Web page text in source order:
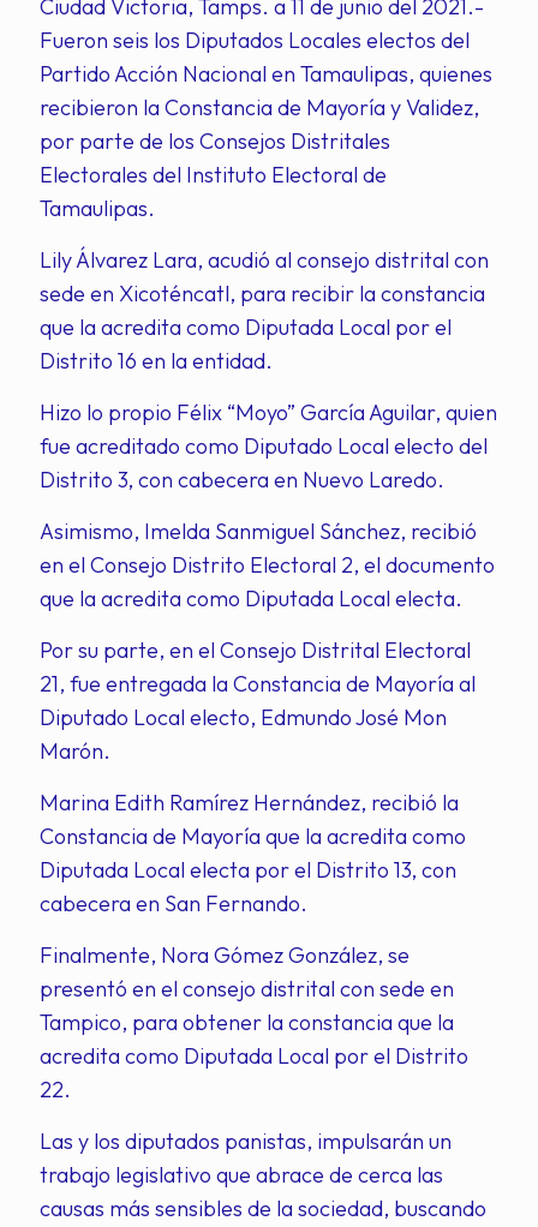
Ciudad Victoria, Tamps. a 11 de junio del 2021.-
Fueron seis los Diputados Locales electos del
Partido Acción Nacional en Tamaulipas, quienes
recibieron la Constancia de Mayoría y Validez,
por parte de los Consejos Distritales
Electorales del Instituto Electoral de
Tamaulipas.
Lily Álvarez Lara, acudió al consejo distrital con
sede en Xicoténcatl, para recibir la constancia
que la acredita como Diputada Local por el
Distrito 16 en la entidad.
Hizo lo propio Félix “Moyo” García Aguilar, quien
fue acreditado como Diputado Local electo del
Distrito 3, con cabecera en Nuevo Laredo.
Asimismo, Imelda Sanmiguel Sánchez, recibió
en el Consejo Distrito Electoral 2, el documento
que la acredita como Diputada Local electa.
Por su parte, en el Consejo Distrital Electoral
21, fue entregada la Constancia de Mayoría al
Diputado Local electo, Edmundo José Mon
Marón.
Marina Edith Ramírez Hernández, recibió la
Constancia de Mayoría que la acredita como
Diputada Local electa por el Distrito 13, con
cabecera en San Fernando.
Finalmente, Nora Gómez González, se
presentó en el consejo distrital con sede en
Tampico, para obtener la constancia que la
acredita como Diputada Local por el Distrito
22.
Las y los diputados panistas, impulsarán un
trabajo legislativo que abrace de cerca las
causas más sensibles de la sociedad, buscando